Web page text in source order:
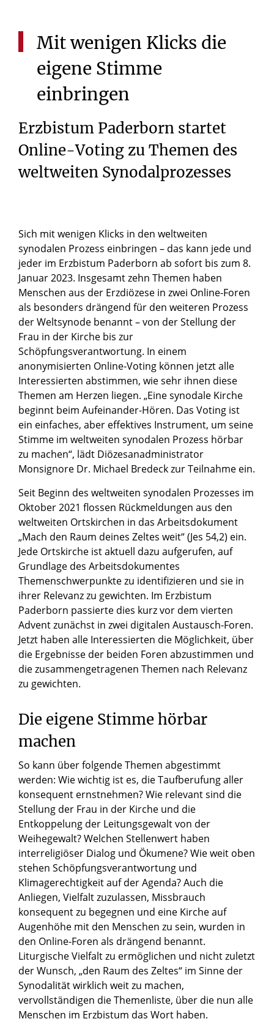
Mitwenigen Klicks die
eigene Stimme
einbringen
Erzbistum Paderborn startet
Online-Voting zu Themen des
weltweiten Synodalprozesses
Sich mit wenigen Klicks in den weltweiten
synodalen Prozess einbringen – das kann jede und
jeder im Erzbistum Paderborn ab sofort bis zum 8.
Januar 2023. Insgesamt zehn Themen haben
Menschen aus der Erzdiözese in zwei Online-Foren
als besonders drängend für den weiteren Prozess
der Weltsynode benannt – von der Stellung der
Frau in der Kirche bis zur
Schöpfungsverantwortung. In einem
anonymisierten Online-Voting können jetzt alle
Interessierten abstimmen, wie sehr ihnen diese
Themen am Herzen liegen. „Eine synodale Kirche
beginnt beim Aufeinander-Hören. Das Voting ist
ein einfaches, aber effektives Instrument, um seine
Stimme im weltweiten synodalen Prozess hörbar
zu machen“, lädt Diözesanadministrator
Monsignore Dr. Michael Bredeck zur Teilnahme ein.
Seit Beginn des weltweiten synodalen Prozesses im
Oktober 2021 flossen Rückmeldungen aus den
weltweiten Ortskirchen in das Arbeitsdokument
„Mach den Raum deines Zeltes weit“ (Jes 54,2) ein.
Jede Ortskirche ist aktuell dazu aufgerufen, auf
Grundlage des Arbeitsdokumentes
Themenschwerpunkte zu identifizieren und sie in
ihrer Relevanz zu gewichten. Im Erzbistum
Paderborn passierte dies kurz vor dem vierten
Advent zunächst in zwei digitalen Austausch-Foren.
Jetzt haben alle Interessierten die Möglichkeit, über
die Ergebnisse der beiden Foren abzustimmen und
die zusammengetragenen Themen nach Relevanz
zu gewichten.
Die eigene Stimme hörbar
machen
So kann über folgende Themen abgestimmt
werden: Wie wichtig ist es, die Taufberufung aller
konsequent ernstnehmen? Wie relevant sind die
Stellung der Frau in der Kirche und die
Entkoppelung der Leitungsgewalt von der
Weihegewalt? Welchen Stellenwert haben
interreligiöser Dialog und Ökumene? Wie weit oben
stehen Schöpfungsverantwortung und
Klimagerechtigkeit auf der Agenda? Auch die
Anliegen, Vielfalt zuzulassen, Missbrauch
konsequent zu begegnen und eine Kirche auf
Augenhöhe mit den Menschen zu sein, wurden in
den Online-Foren als drängend benannt.
Liturgische Vielfalt zu ermöglichen und nicht zuletzt
der Wunsch, „den Raum des Zeltes“ im Sinne der
Synodalität wirklich weit zu machen,
vervollständigen die Themenliste, über die nun alle
Menschen im Erzbistum das Wort haben.